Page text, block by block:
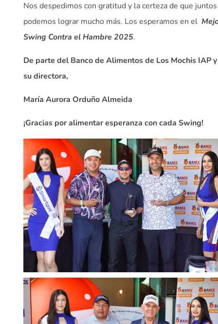
Nos despedimos con gratitud y la certeza de que juntos
podemos lograr mucho más. Los esperamos en el
Swing Contra el Hambre 2025.
De parte del Banco de Alimentos de Los Mochis IAP y
su directora,
María Aurora Orduño Almeida
¡Gracias por alimentar esperanza con cada Swing!